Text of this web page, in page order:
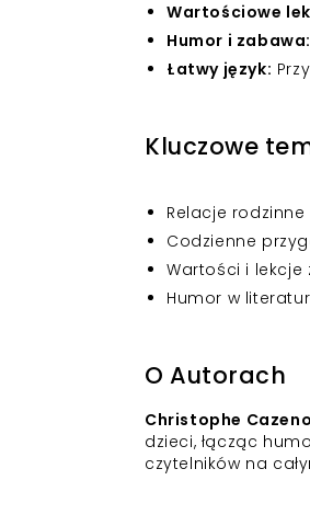
Wartościowe
Humor i zabawa:
Łatwy język:
Kluczowe
Relacje
Codzienne
Wartości i lekcje
Humor w
O Autorach
Christophe
dzieci, łącząc
czytelników na